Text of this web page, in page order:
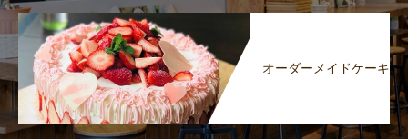
オーダーメイドケーキ